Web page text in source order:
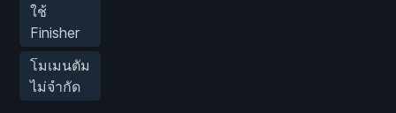
ใช้
Finisher
โมเมนตัม
ไม่จำกัด